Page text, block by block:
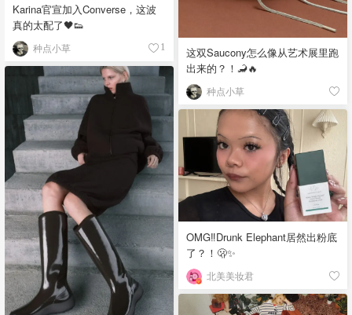
Karina官宣加入Converse，这波
真的太配了🖤👟
种点小草 1
这双Saucony怎么像从艺术展里跑
出来的？！🦂🔥
种点小草
OMG‼️Drunk Elephant居然出粉底
了？！🫢✨
北美美妆君